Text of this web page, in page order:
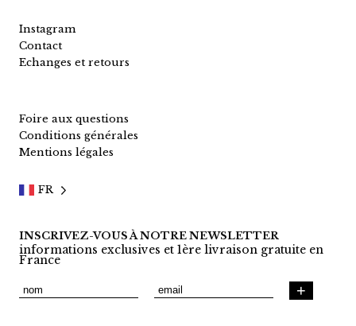
Instagram
Contact
Echanges et retours
Foire aux questions
Conditions générales
Mentions légales
FR
INSCRIVEZ-VOUS À NOTRE NEWSLETTER
informations exclusives et 1ère livraison gratuite en
France